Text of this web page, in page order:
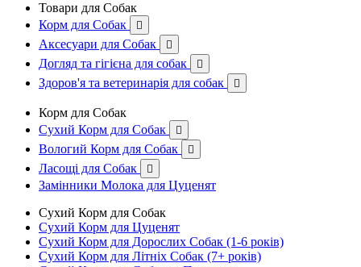
Товари для Собак
Корм для Собак

Аксесуари для Собак 
Догляд та гігієна для собак 
Здоров'я та ветеринарія для собак 
Корм для Собак
Сухий Корм для Собак

Вологий Корм для Собак 
Ласощі для Собак 
Замінники Молока для Цуценят
Сухий Корм для Собак
Сухий Корм для Цуценят
Сухий Корм для Дорослих Собак (1-6 років)
Сухий Корм для Літніх Собак (7+ років)